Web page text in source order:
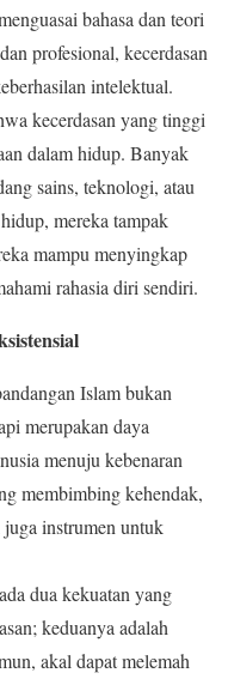
bahasa dan teori
profesional, kecerdasan
intelektual.
kecerdasan yang tinggi
dalam hidup. Banyak
sains, teknologi, atau
mereka tampak
mampu menyingkap
rahasia diri sendiri.
Islam bukan
merupakan daya
menuju kebenaran
membimbing kehendak,
instrumen untuk
dua kekuatan yang
keduanya adalah
akal dapat melemah